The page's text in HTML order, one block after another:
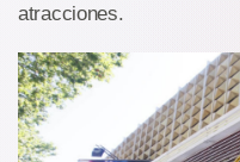
atracciones.